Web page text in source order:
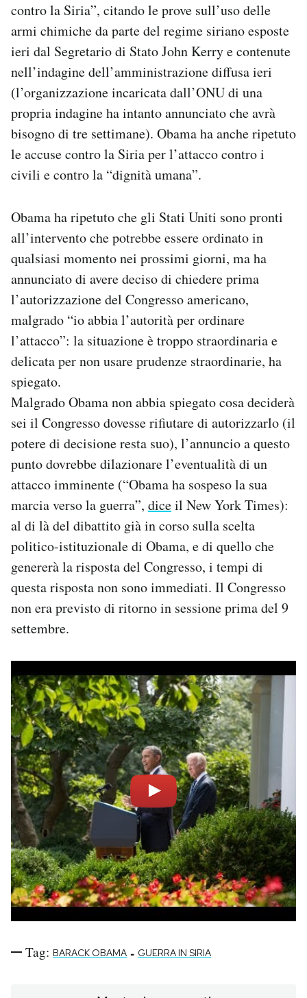
Area Personale
Newsletter
Notifiche mobile
Hai bisogno di aiuto?
Esci
contro la Siria”, citando le prove sull’uso delle
armi chimiche da parte del regime siriano esposte
ieri dal Segretario di Stato John Kerry e contenute
nell’indagine dell’amministrazione diffusa ieri
(l’organizzazione incaricata dall’ONU di una
propria indagine ha intanto annunciato che avrà
bisogno di tre settimane). Obama ha anche ripetuto
le accuse contro la Siria per l’attacco contro i
civili e contro la “dignità umana”.
Obama ha ripetuto che gli Stati Uniti sono pronti
all’intervento che potrebbe essere ordinato in
qualsiasi momento nei prossimi giorni, ma ha
annunciato di avere deciso di chiedere prima
l’autorizzazione del Congresso americano,
malgrado “io abbia l’autorità per ordinare
l’attacco”: la situazione è troppo straordinaria e
delicata per non usare prudenze straordinarie, ha
spiegato.
Malgrado Obama non abbia spiegato cosa deciderà
sei il Congresso dovesse rifiutare di autorizzarlo (il
potere di decisione resta suo), l’annuncio a questo
punto dovrebbe dilazionare l’eventualità di un
attacco imminente (“Obama ha sospeso la sua
marcia verso la guerra”, diceil New York Times):
al di là del dibattito già in corso sulla scelta
politico-istituzionale di Obama, e di quello che
genererà la risposta del Congresso, i tempi di
questa risposta non sono immediati. Il Congresso
non era previsto di ritorno in sessione prima del 9
settembre.
Tag: BARACK OBAMA - GUERRA IN SIRIA